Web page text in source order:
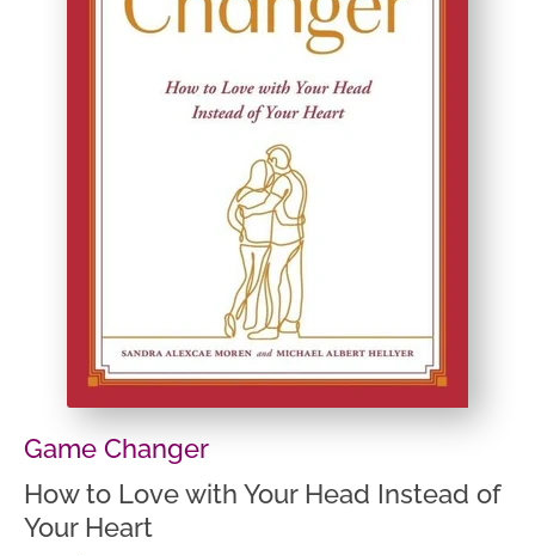
Game Changer
How to Love with Your Head Instead of
Your Heart